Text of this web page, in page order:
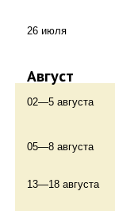
26 июля
Август
02—5 августа
05—8 августа
13—18 августа